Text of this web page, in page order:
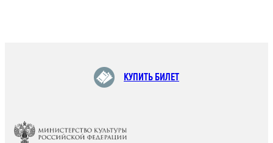
КУПИТЬ БИЛЕТ